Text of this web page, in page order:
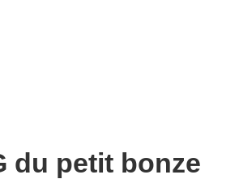
du petit bonze